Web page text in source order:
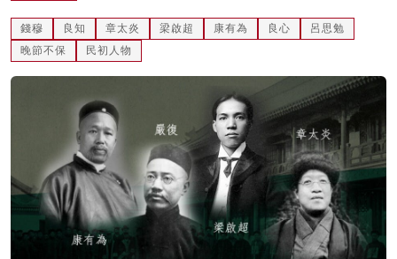
灼見活動
關於我們
錢穆 良知 章太炎 梁啟超 康有為 良心
呂思勉
晚節不保
民初人物